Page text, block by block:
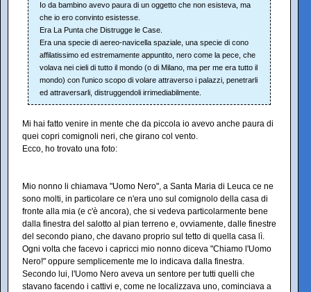
Io da bambino avevo paura di un oggetto che non esisteva, ma
che io ero convinto esistesse.
Era La Punta che Distrugge le Case.
Era una specie di aereo-navicella spaziale, una specie di cono
affilatissimo ed estremamente appuntito, nero come la pece, che
volava nei cieli di tutto il mondo (o di Milano, ma per me era tutto il
mondo) con l'unico scopo di volare attraverso i palazzi, penetrarli
ed attraversarli, distruggendoli irrimediabilmente.
Mi hai fatto venire in mente che da piccola io avevo anche paura di
quei copri comignoli neri, che girano col vento.
Ecco, ho trovato una foto:
Mio nonno li chiamava "Uomo Nero", a Santa Maria di Leuca ce ne
sono molti, in particolare ce n'era uno sul comignolo della casa di
fronte alla mia (e c'è ancora), che si vedeva particolarmente bene
dalla finestra del salotto al pian terreno e, ovviamente, dalle finestre
del secondo piano, che davano proprio sul tetto di quella casa lì.
Ogni volta che facevo i capricci mio nonno diceva "Chiamo l'Uomo
Nero!" oppure semplicemente me lo indicava dalla finestra.
Secondo lui, l'Uomo Nero aveva un sentore per tutti quelli che
stavano facendo i cattivi e, come ne localizzava uno, cominciava a